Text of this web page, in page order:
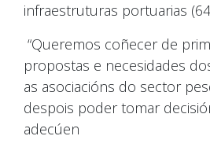
infraestruturas portuarias
“Queremos coñecer de
propostas e necesidades
as asociacións do sector
despois poder tomar
adecúen